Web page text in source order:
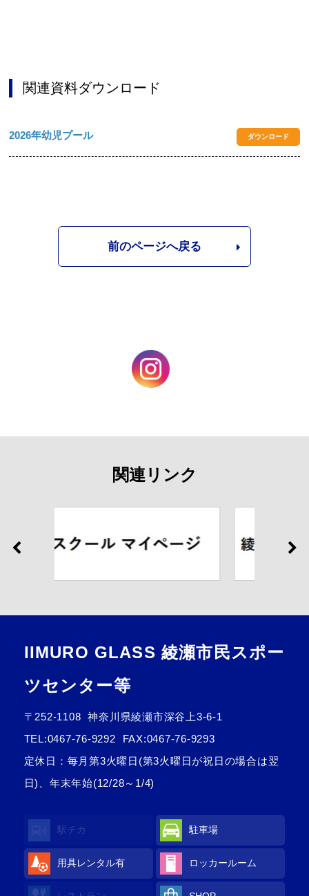
関連資料ダウンロード
2026年幼児プール ダウンロード
前のページへ戻る
関連リンク
IIMURO GLASS 綾瀬市民スポー
ツセンター等
〒252-1108
神奈川県綾瀬市深谷上3-6-1
TEL:0467-76-9292
FAX:0467-76-9293
定休日：毎月第3火曜日(第3火曜日が祝日の場合は翌
日)、年末年始(12/28～1/4)
駅チカ 駐車場
用具レンタル有 ロッカールーム